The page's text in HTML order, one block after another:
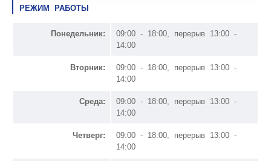
РЕЖИМ РАБОТЫ
Понедельник:
09:00 - 18:00, перерыв 13:00 -
14:00
Вторник:
09:00 - 18:00, перерыв 13:00 -
14:00
Среда:
09:00 - 18:00, перерыв 13:00 -
14:00
Четверг:
09:00 - 18:00, перерыв 13:00 -
14:00